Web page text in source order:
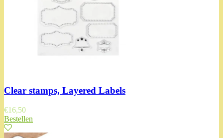
Clear stamps, Layered Labels
€16,50
Bestellen